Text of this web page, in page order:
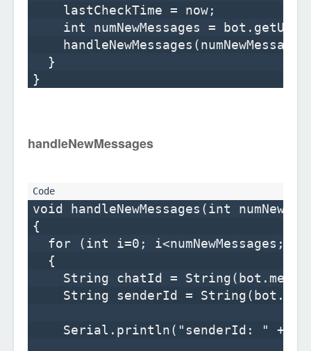
    lastCheckTime = now;
int numNewMessages =
  }
handleNewMessages
void handleNewMessages(int
{
for (int i=0; i<numNewMessages;
  {
String chatId =
String senderId =
Serial.println("senderId: " +